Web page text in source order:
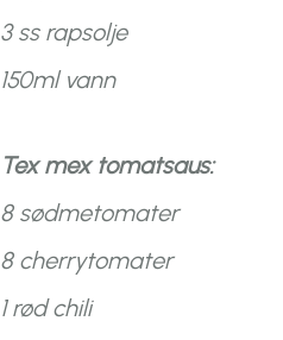
3 ss rapsolje
150ml vann
Tex mex tomatsaus:
8 sødmetomater
8 cherrytomater
1 rød chili